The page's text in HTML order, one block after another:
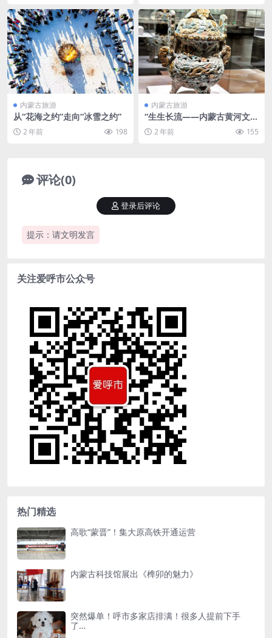
内蒙古旅游
从“花海之约”走向“冰雪之约”
2 年前 198
内蒙古旅游
“生生长流——内蒙古黄河文化
大展”在内蒙古博物院开展
2 年前 155
评论(0)
提示：请文明发言
登录后评论
关注爱呼市公众号
热门精选
高歌“蒙晋”！集大原高铁开通运营
内蒙古科技馆展出《榫卯的魅力》
突然爆单！呼市多家店排满！很多人提前下手
了…